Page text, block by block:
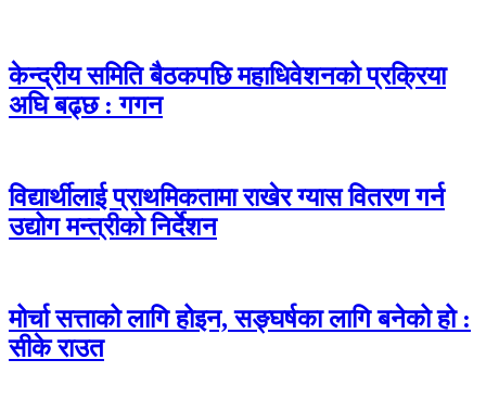
केन्द्रीय समिति बैठकपछि महाधिवेशनको प्रक्रिया
अघि बढ्छ : गगन
विद्यार्थीलाई प्राथमिकतामा राखेर ग्यास वितरण गर्न
उद्योग मन्त्रीको निर्देशन
मोर्चा सत्ताको लागि होइन, सङ्घर्षका लागि बनेको हो :
सीके राउत